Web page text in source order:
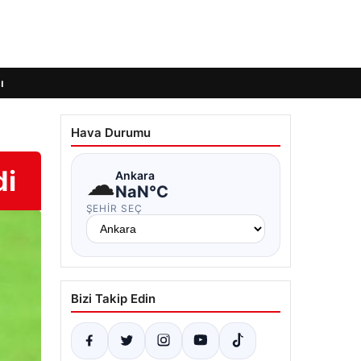
Hava Durumu
☁Ankara
NaN°C
ŞEHIR SEÇ
Bizi Takip Edin